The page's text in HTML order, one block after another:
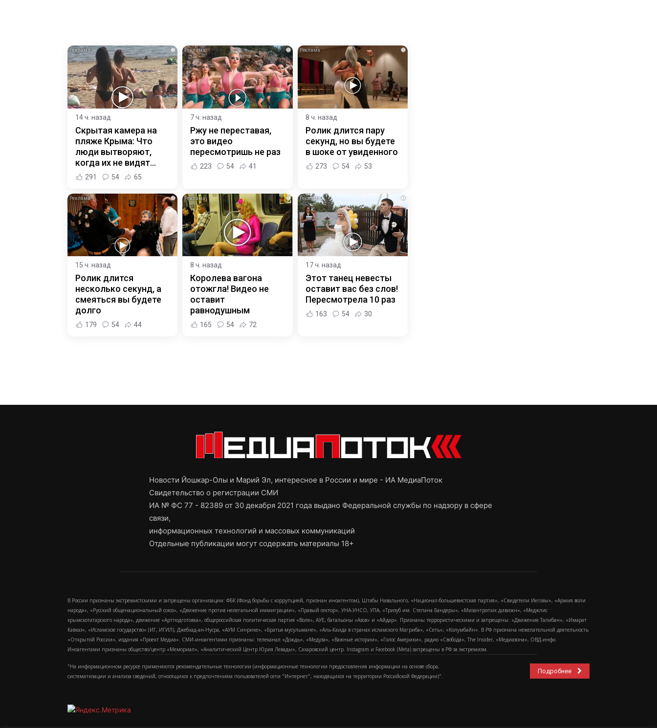
i
14 ч. назад
Скрытая камера на
пляже Крыма: Что
люди вытворяют,
когда их не видят...
291 54 65
i
7 ч. назад
Ржу не переставая,
это видео
пересмотришь не раз
223 54 41
i
8 ч. назад
Ролик длится пару
секунд, но вы будете
в шоке от увиденного
273 54 53
i
15 ч. назад
Ролик длится
несколько секунд, а
смеяться вы будете
долго
179 54 44
i
8 ч. назад
Королева вагона
отожгла! Видео не
оставит
равнодушным
165 54 72
i
17 ч. назад
Этот танец невесты
оставит вас без слов!
Пересмотрела 10 раз
163 54 30
Новости Йошкар-Олы и Марий Эл, интересное в России и мире - ИА МедиаПоток
Свидетельство о регистрации СМИ
ИА № ФС 77 - 82389 от 30 декабря 2021 года выдано Федеральной службы по надзору в сфере
связи,
информационных технологий и массовых коммуникаций
Отдельные публикации могут содержать материалы 18+
В России признаны экстремистскими и запрещены организации: ФБК (Фонд борьбы с коррупцией, признан иноагентом), Штабы Навального, «Национал-большевистская партия», «Свидетели Иеговы», «Армия воли
народа», «Русский общенациональный союз», «Движение против нелегальной иммиграции», «Правый сектор», УНА-УНСО, УПА, «Тризуб им. Степана Бандеры», «Мизантропик дивижн», «Меджлис
крымскотатарского народа», движение «Артподготовка», общероссийская политическая партия «Воля», АУЕ, батальоны «Азов» и «Айдар». Признаны террористическими и запрещены: «Движение Талибан», «Имарат
Кавказ», «Исламское государство» (ИГ, ИГИЛ), Джебхад-ан-Нусра, «АУМ Синрике», «Братья-мусульмане», «Аль-Каида в странах исламского Магриба», «Сеть», «Колумбайн». В РФ признана нежелательной деятельность
«Открытой России», издания «Проект Медиа». СМИ-иноагентами признаны: телеканал «Дождь», «Медуза», «Важные истории», «Голос Америки», радио «Свобода», The Insider, «Медиазона», ОВД-инфо.
Иноагентами признаны общество/центр «Мемориал», «Аналитический Центр Юрия Левады», Сахаровский центр. Instagram и Facebook (Metа) запрещены в РФ за экстремизм.
"На информационном ресурсе применяются рекомендательные технологии (информационные технологии предоставления информации на основе сбора,
систематизации и анализа сведений, относящихся к предпочтениям пользователей сети "Интернет", находящихся на территории Российской Федерации)".
Подробнее